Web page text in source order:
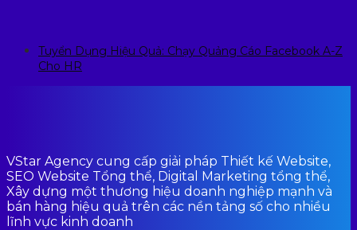
Tuyển Dụng Hiệu Quả: Chạy Quảng Cáo Facebook A-Z
Cho HR
VStar Agency cung cấp giải pháp Thiết kế Website,
SEO Website Tổng thể, Digital Marketing tổng thể,
Xây dựng một thương hiệu doanh nghiệp mạnh và
bán hàng hiệu quả trên các nền tảng số cho nhiều
lĩnh vực kinh doanh